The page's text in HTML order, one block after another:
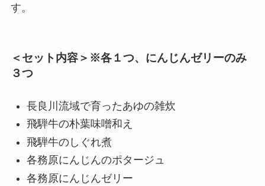
す。
＜セット内容＞※各１つ、にんじんゼリーのみ
３つ
長良川流域で育ったあゆの雑炊
飛騨牛の朴葉味噌和え
飛騨牛のしぐれ煮
各務原にんじんのポタージュ
各務原にんじんゼリー